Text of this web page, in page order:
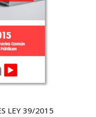
LEY 39/2015